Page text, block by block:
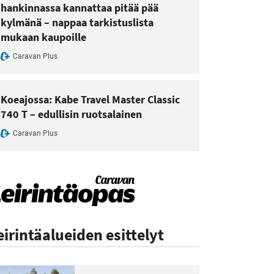
hankinnassa kannattaa pitää pää
kylmänä – nappaa tarkistuslista
mukaan kaupoille
Caravan Plus
Koeajossa: Kabe Travel Master Classic
740 T – edullisin ruotsalainen
Caravan Plus
esittelyt